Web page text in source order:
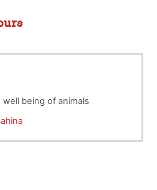
being of animals